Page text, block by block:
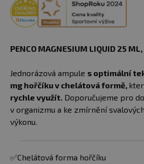
PENCO MAGNESIUM LIQUID 25 ML,
Jednorázová ampule s optimální
mg hořčíku v chelátová formě,
rychle využít. Doporučujeme pro
v organizmu a ke zmírnění
výkonu.
✅Chelátová forma hořčíku